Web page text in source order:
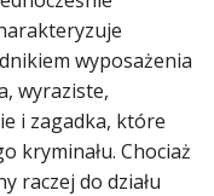
wyposażenia
wyraziste,
i zagadka, które
kryminału. Chociaż
raczej do działu